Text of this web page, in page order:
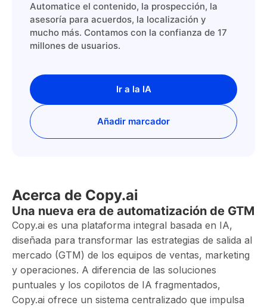
Automatice el contenido, la prospección, la
asesoría para acuerdos, la localización y
mucho más. Contamos con la confianza de 17
millones de usuarios.
Ir a la IA
Añadir marcador
Acerca de Copy.ai
Una nueva era de automatización de GTM
Copy.ai es una plataforma integral basada en IA,
diseñada para transformar las estrategias de salida al
mercado (GTM) de los equipos de ventas, marketing
y operaciones. A diferencia de las soluciones
puntuales y los copilotos de IA fragmentados,
Copy.ai ofrece un sistema centralizado que impulsa